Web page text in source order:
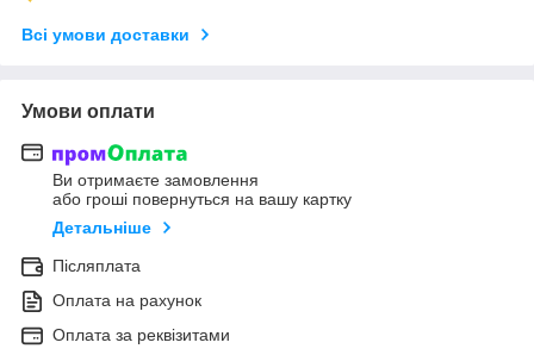
Всі умови доставки
Умови оплати
Ви отримаєте замовлення
або гроші повернуться на вашу картку
Детальніше
Післяплата
Оплата на рахунок
Оплата за реквізитами